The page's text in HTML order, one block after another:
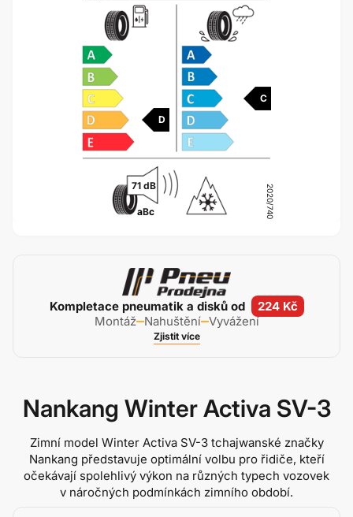
D
C
71 dB 2020/740
aBc
Kompletace pneumatik a disků od
224 Kč
Montáž Nahuštění Vyvážení
Zjistit více
Nankang Winter Activa SV-3
Zimní model Winter Activa SV-3 tchajwanské značky
Nankang představuje optimální volbu pro řidiče, kteří
očekávají spolehlivý výkon na různých typech vozovek
v náročných podmínkách zimního období.